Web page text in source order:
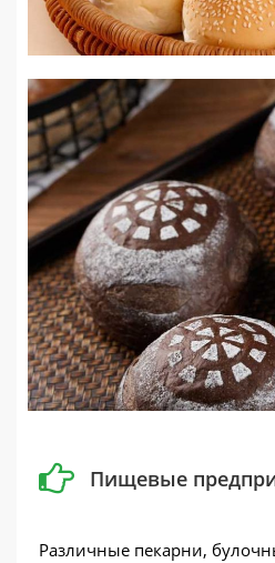
Пищевые
Различные пекарни,